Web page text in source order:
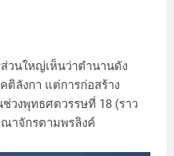
วนใหญ่เห็นว่าตำนานดัง
ติลังกา แต่การก่อสร้าง
วงพุทธศตวรรษที่ 18 (ราว
ณาจักรตามพรลิงค์